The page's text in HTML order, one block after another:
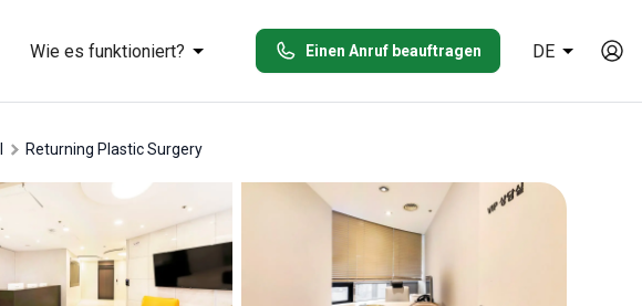
Wie es funktioniert? Einen Anruf beauftragen DE
Returning Plastic Surgery